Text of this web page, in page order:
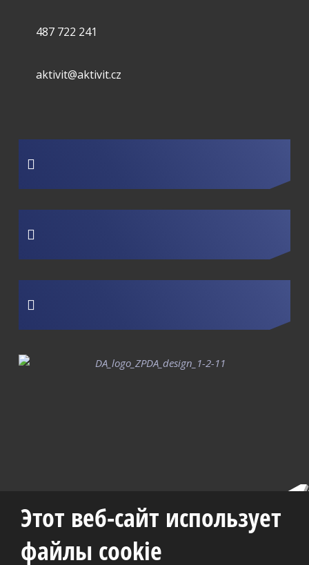
487 722 241
aktivit@aktivit.cz
Карта
сайта
История
компании
Вакансии
окружающая среда
Этот веб-сайт использует
файлы cookie